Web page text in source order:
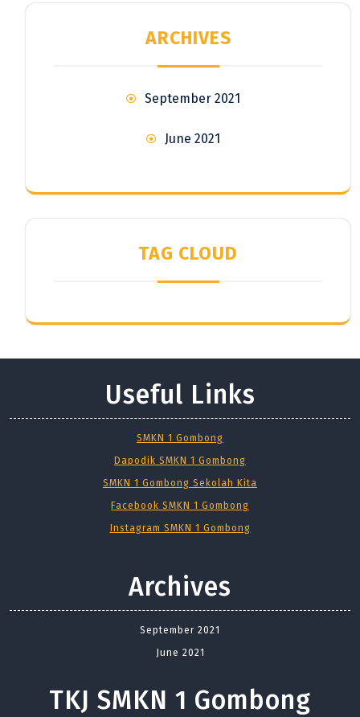
ARCHIVES
September 2021
June 2021
TAG CLOUD
Useful Links
SMKN 1 Gombong
Dapodik SMKN 1 Gombong
SMKN 1 Gombong Sekolah Kita
Facebook SMKN 1 Gombong
Instagram SMKN 1 Gombong
Archives
September 2021
June 2021
TKJ SMKN 1 Gombong